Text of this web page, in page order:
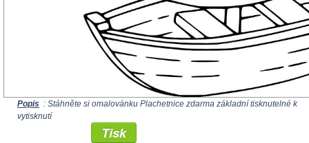
Popis : Stáhněte si omalovánku Plachetnice zdarma základní tisknutelné k
vytisknutí
Tisk